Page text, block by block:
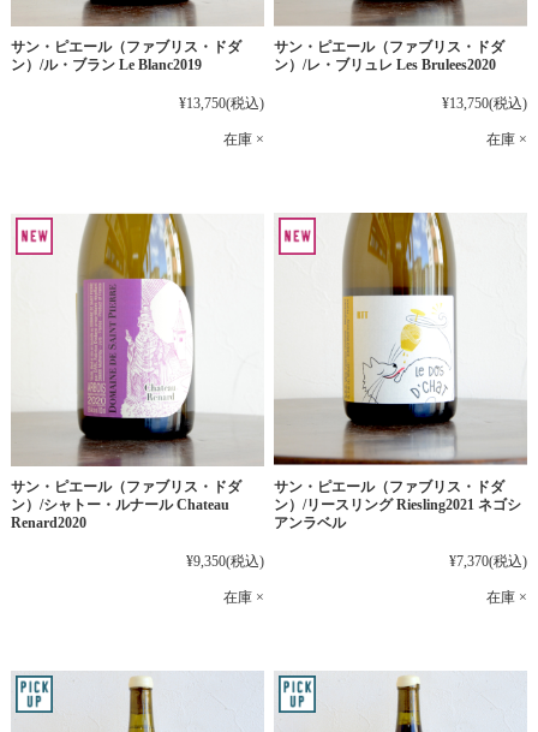
サン・ピエール（ファブリス・ドダ
ン）/ル・ブラン Le Blanc2019
¥13,750(税込)
在庫 ×
サン・ピエール（ファブリス・ドダ
ン）/レ・ブリュレ Les Brulees2020
¥13,750(税込)
在庫 ×
サン・ピエール（ファブリス・ドダ
ン）/シャトー・ルナール Chateau
Renard2020
¥9,350(税込)
在庫 ×
サン・ピエール（ファブリス・ドダ
ン）/リースリング Riesling2021 ネゴシ
アンラベル
¥7,370(税込)
在庫 ×